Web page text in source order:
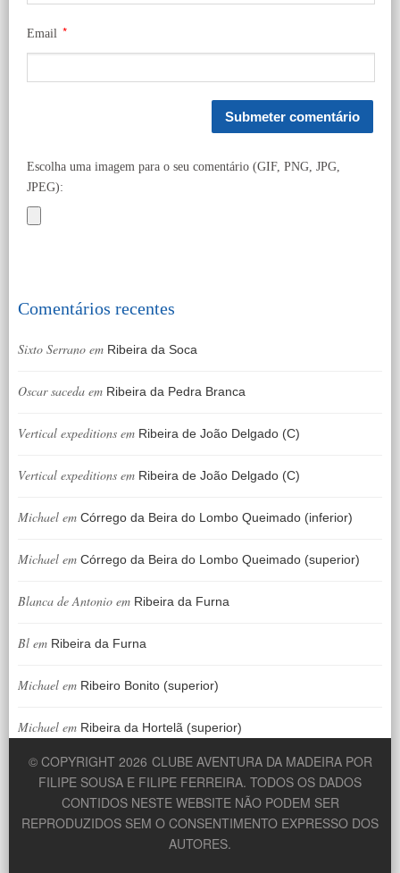
Email *
Escolha uma imagem para o seu comentário (GIF, PNG, JPG,
JPEG):
Comentários recentes
Sixto Serrano em Ribeira da Soca
Oscar saceda em Ribeira da Pedra Branca
Vertical expeditions em Ribeira de João Delgado (C)
Vertical expeditions em Ribeira de João Delgado (C)
Michael em Córrego da Beira do Lombo Queimado (inferior)
Michael em Córrego da Beira do Lombo Queimado (superior)
Blanca de Antonio em Ribeira da Furna
Bl em Ribeira da Furna
Michael em Ribeiro Bonito (superior)
Michael em Ribeira da Hortelã (superior)
© COPYRIGHT 2026 CLUBE AVENTURA DA MADEIRA POR
FILIPE SOUSA E FILIPE FERREIRA. TODOS OS DADOS
CONTIDOS NESTE WEBSITE NÃO PODEM SER
REPRODUZIDOS SEM O CONSENTIMENTO EXPRESSO DOS
AUTORES.